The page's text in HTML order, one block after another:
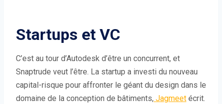
Startups et VC
C’est au tour d’Autodesk d’être un concurrent, et
Snaptrude veut l’être. La startup a investi du nouveau
capital-risque pour affronter le géant du design dans le
domaine de la conception de bâtiments, Jagmeet écrit.